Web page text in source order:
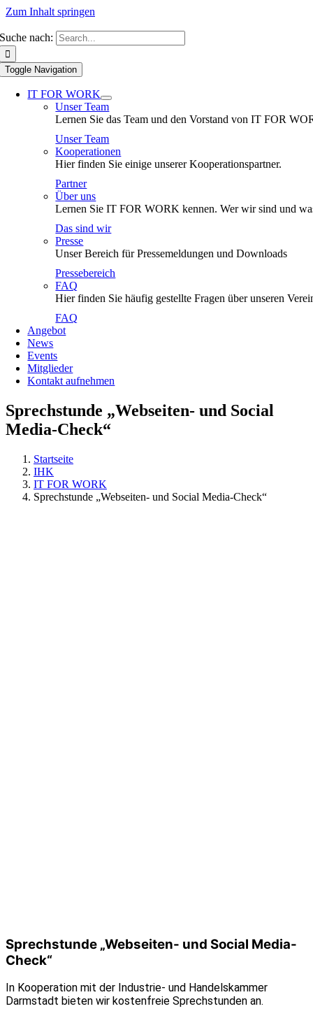
Zum Inhalt springen
Suche nach:
Toggle Navigation
IT FOR WORK
Unser Team
Lernen Sie das Team und den Vorstand von IT FOR
Unser Team
Kooperationen
Hier finden Sie einige unserer Kooperationspartner.
Partner
Über uns
Lernen Sie IT FOR WORK kennen. Wer wir sind und
Das sind wir
Presse
Unser Bereich für Pressemeldungen und Downloads
Pressebereich
FAQ
Hier finden Sie häufig gestellte Fragen über unseren
FAQ
Angebot
News
Events
Mitglieder
Kontakt aufnehmen
Sprechstunde „Webseiten- und Social
Media-Check“
Startseite
IHK
IT FOR WORK
Sprechstunde „Webseiten- und Social Media-Check“
Sprechstunde „Webseiten- und Social Media-
Check“
In Kooperation mit der Industrie- und Handelskammer
Darmstadt bieten wir kostenfreie Sprechstunden an.